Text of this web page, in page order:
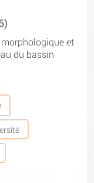
et
du bassin